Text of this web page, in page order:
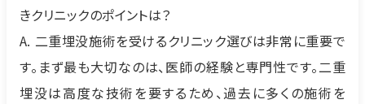
きクリニックのポイントは？
A. 二重埋没施術を受けるクリニック選びは非常に重要で
す。まず最も大切なのは、医師の経験と専門性です。二重
埋没は高度な技術を要するため、過去に多くの施術を